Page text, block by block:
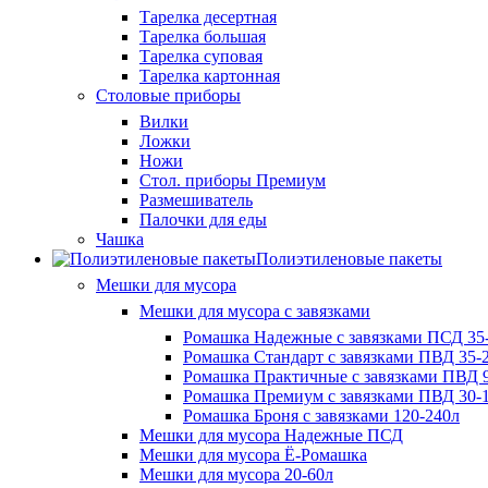
Тарелка десертная
Тарелка большая
Тарелка суповая
Тарелка картонная
Столовые приборы
Вилки
Ложки
Ножи
Стол. приборы Премиум
Размешиватель
Палочки для еды
Чашка
Полиэтиленовые пакеты
Мешки для мусора
Мешки для мусора с завязками
Ромашка Надежные с завязками ПСД
Ромашка Стандарт с завязками ПВД 35-
Ромашка Практичные с завязками ПВД
Ромашка Премиум с завязками ПВД 30-
Ромашка Броня с завязками 120-240л
Мешки для мусора Надежные ПСД
Мешки для мусора Ё-Ромашка
Мешки для мусора 20-60л